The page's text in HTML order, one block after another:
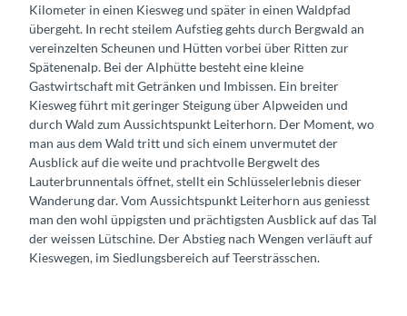
Kilometer in einen Kiesweg und später in einen Waldpfad
übergeht. In recht steilem Aufstieg gehts durch Bergwald an
vereinzelten Scheunen und Hütten vorbei über Ritten zur
Spätenenalp. Bei der Alphütte besteht eine kleine
Gastwirtschaft mit Getränken und Imbissen. Ein breiter
Kiesweg führt mit geringer Steigung über Alpweiden und
durch Wald zum Aussichtspunkt Leiterhorn. Der Moment, wo
man aus dem Wald tritt und sich einem unvermutet der
Ausblick auf die weite und prachtvolle Bergwelt des
Lauterbrunnentals öffnet, stellt ein Schlüsselerlebnis dieser
Wanderung dar. Vom Aussichtspunkt Leiterhorn aus geniesst
man den wohl üppigsten und prächtigsten Ausblick auf das Tal
der weissen Lütschine. Der Abstieg nach Wengen verläuft auf
Kieswegen, im Siedlungsbereich auf Teersträsschen.